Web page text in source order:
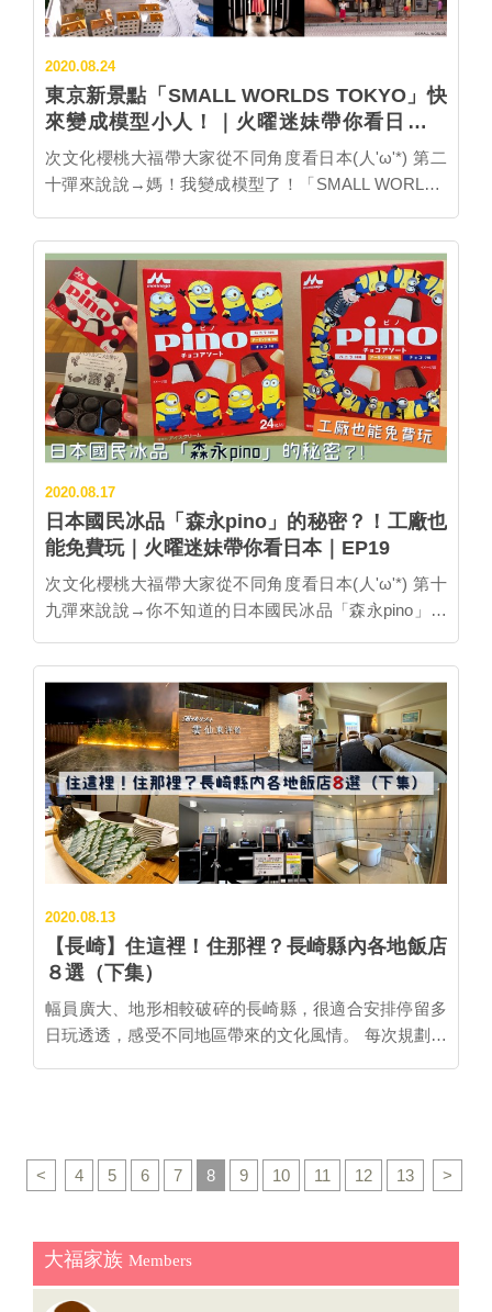
當時桌上就放著小牌子提醒住客冰箱裡有準備布丁歡迎
商店（賣店）都能找到同款甜點，不僅顧及住客的健
康，也在無形中推銷商品，一兼二顧超聰明！下次入住
溫泉旅館時不妨觀察一下該間旅館是...…
2020.08.24
東京新景點「SMALL WORLDS TOKYO」快
來變成模型小人！｜火曜迷妹帶你看日本｜
EP20
次文化櫻桃大福帶大家從不同角度看日本(人'ω'*) 第二
十彈來說說→媽！我變成模型了！「SMALL WORLDS
「SMALL WORLDS TOKYO」 只要2萬日圓就能住日
本1年，你相信嗎？鄰近台場的東京新設施「SMALL
WORLDS...…
2020.08.17
日本國民冰品「森永pino」的秘密？！工廠也
能免費玩｜火曜迷妹帶你看日本｜EP19
次文化櫻桃大福帶大家從不同角度看日本(人'ω'*) 第十
九彈來說說→你不知道的日本國民冰品「森永pino」的
日本冰是什麼？櫻桃大福受到偶像影響，超愛吃「開盒
就能檢驗血統」的日本國民冰品「森永pino」系列。 它
的口味其實非常單純，以超濃郁牛奶...…
2020.08.13
【長崎】住這裡！住那裡？長崎縣內各地飯店
８選（下集）
幅員廣大、地形相較破碎的長崎縣，很適合安排停留多
日玩透透，感受不同地區帶來的文化風情。 每次規劃行
【長崎市】THE GLOBAL VIEW 長崎 【長崎市】長崎
海洋世界飯店（Hotel Marine World） 【長崎市】稻佐
快度假村 雲仙東洋館 【平戶市】國際觀光飯店旗松亭
【佐世保市】海茵娜飯店豪斯登堡 ...…
< 4 5 6 7 8 9 10 11 12 13 >
大福家族 Members